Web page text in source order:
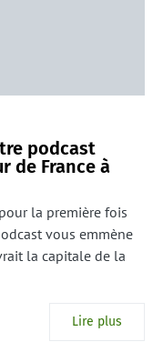
podcast
de France à
la première fois
vous emmène
la capitale de la
Lire plus